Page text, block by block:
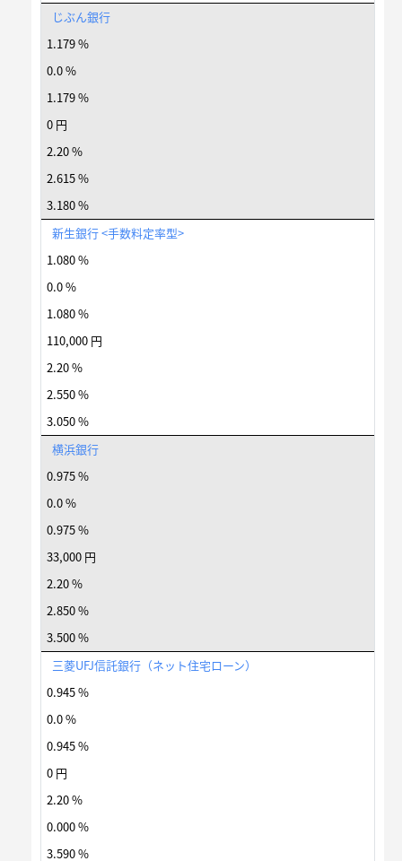
じぶん銀行
1.179 %
0.0 %
1.179 %
0 円
2.20 %
2.615 %
3.180 %
新生銀行 <手数料定率型>
1.080 %
0.0 %
1.080 %
110,000 円
2.20 %
2.550 %
3.050 %
横浜銀行
0.975 %
0.0 %
0.975 %
33,000 円
2.20 %
2.850 %
3.500 %
三菱UFJ信託銀行（ネット住宅ローン）
0.945 %
0.0 %
0.945 %
0 円
2.20 %
0.000 %
3.590 %